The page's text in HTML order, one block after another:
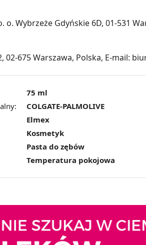
o. Wybrzeże Gdyńskie 6D, 01-531
02-675 Warszawa, Polska, E-mail:
75 ml
COLGATE-PALMOLIVE
Elmex
Kosmetyk
Pasta do zębów
Temperatura pokojowa